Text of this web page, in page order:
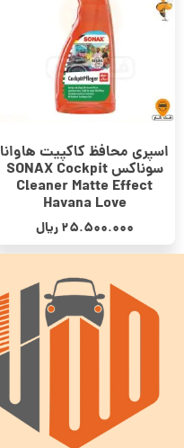
اسپری محافظ کاکپیت هاوانا
سوناکس SONAX Cockpit
Cleaner Matte Effect
Havana Love
25.500.000 ریال